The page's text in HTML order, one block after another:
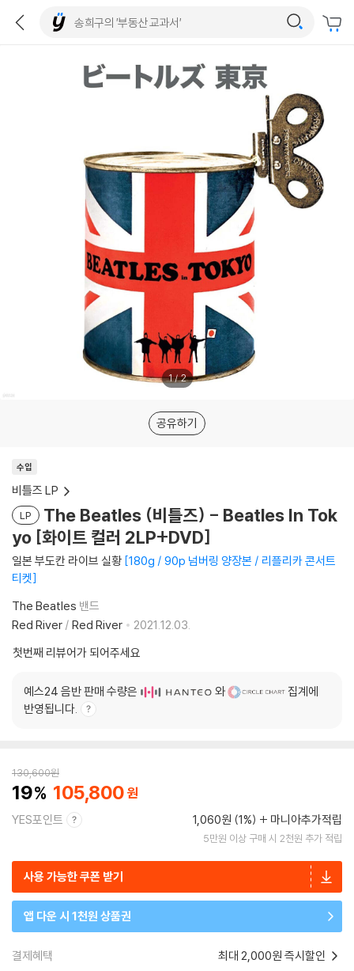
1/2
공유하기
수입
비틀즈 LP
LP
The Beatles (비틀즈) - Beatles In Tok
yo [화이트 컬러 2LP+DVD]
일본 부도칸 라이브 실황 180g / 90p 넘버링 양장본 / 리플리카 콘서트
티켓
The Beatles 밴드
Red River / Red River
2021.12.03.
첫번째 리뷰어가 되어주세요
예스24 음반 판매 수량은 와
집계에
반영됩니다.
130,600원
19 105,800
YES포인트 1,060원 (1%) 마니아추가적립
5만원 이상 구매 시 2천원 추가 적립
사용 가능한 쿠폰 받기
앱 다운 시 1천원 상품권
결제혜택 최대 2,000원 즉시할인